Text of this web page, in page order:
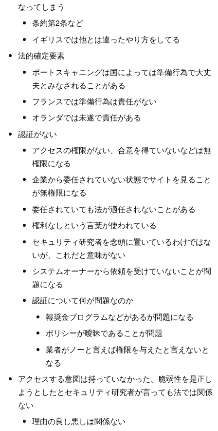
なってしまう
条約第2条など
イギリスでは他とは違ったやり方をしてる
法的確定要素
ポートスキャニングは国によっては準備行為で大丈
夫とみなされることがある
フランスでは準備行為は責任がない
オランダでは未遂で責任がある
認証がない
アクセスの権限がない、合意を得ていないなどは無
権限になる
企業から委任されていない状態でサイトを見ること
が無権限になる
委任されていても法が適任されないことがある
権利なしという言葉が使われている
セキュリティ研究者を念頭に置いているわけではな
いが、これだと意味がない
システムオーナーから依頼を受けていないことが問
題になる
認証について何が問題なのか
報奨金プログラムなどがあるが問題になる
ポリシーが曖昧であることが問題
業者がノーと言えば権限を与えたと言えないと
なる
アクセスする意図は持っていなかった、脆弱性を是正し
ようとしたとセキュリティ研究者が言っても法では関係
ない
理由の良し悪しは関係ない